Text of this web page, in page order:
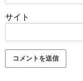
サイト